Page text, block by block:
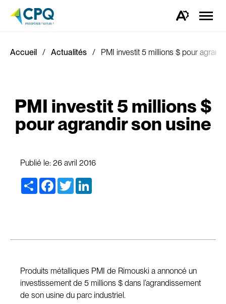
Ouvrez
d'accessibilité.
la
Accueil Actualités PMI investit 5 millions $ pour
PMI investit 5 millions $
pour agrandir son usine
Publié le: 26 avril 2016
Share Facebook
Twitter
Produits métalliques PMI de Rimouski a annoncé un
investissement de 5 millions $ dans l’agrandissement
de son usine du parc industriel.